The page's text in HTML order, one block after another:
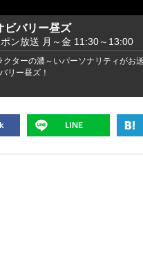
ビバリー昼ズ
ン放送 月～金 11:30～13:00
クターの濃～いパーソナリティがお
リー昼ズ！